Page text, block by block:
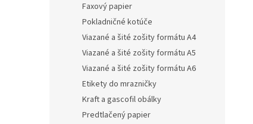
Faxový papier
Pokladničné kotúče
Viazané a šité zošity formátu A4
Viazané a šité zošity formátu A5
Viazané a šité zošity formátu A6
Etikety do mrazničky
Kraft a gascofil obálky
Predtlačený papier